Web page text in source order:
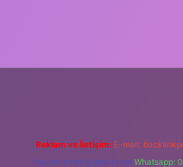
Reklam ve İletişim: E-mail:
forumhizmeti@gmail.com Whatsapp: